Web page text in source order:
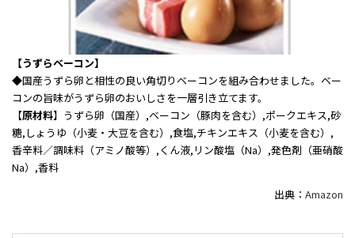
【うずらベーコン】
◆国産うずら卵と相性の良い角切りベーコンを組み合わせました。ベー
コンの旨味がうずら卵のおいしさを一層引き立てます。
【原材料】うずら卵（国産）,ベーコン（豚肉を含む）,ポークエキス,砂
糖,しょうゆ（小麦・大豆を含む）,食塩,チキンエキス（小麦を含む）,
香辛料／調味料（アミノ酸等）,くん液,リン酸塩（Na）,発色剤（亜硝酸
Na）,香料
出典： Amazon